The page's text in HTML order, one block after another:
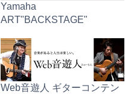
Yamaha
ART"BACKSTAGE"
Web音遊人 ギターコンテン